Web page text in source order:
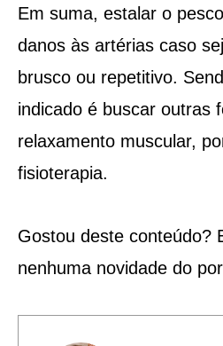
Em suma, estalar o
danos às artérias caso
brusco ou repetitivo.
indicado é buscar outras
relaxamento muscular,
fisioterapia.
Gostou deste conteúdo?
nenhuma novidade do